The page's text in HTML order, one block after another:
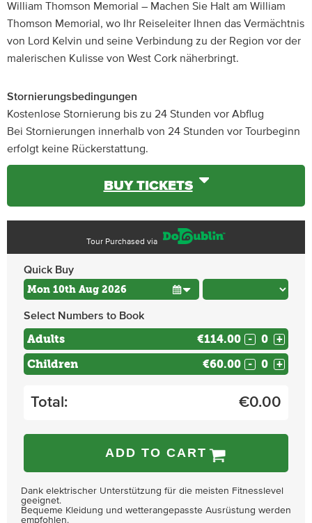
William Thomson Memorial – Machen Sie Halt am William
Thomson Memorial, wo Ihr Reiseleiter Ihnen das Vermächtnis
von Lord Kelvin und seine Verbindung zu der Region vor der
malerischen Kulisse von West Cork näherbringt.
Stornierungsbedingungen
Kostenlose Stornierung bis zu 24 Stunden vor Abflug
Bei Stornierungen innerhalb von 24 Stunden vor Tourbeginn
erfolgt keine Rückerstattung.
BUY TICKETS
Tour Purchased via
Quick Buy
Select Numbers to Book
Adults €114.00 - +
Children €60.00 - +
Total: €0.00
ADD TO CART
Dank elektrischer Unterstützung für die meisten Fitnesslevel
geeignet.
Bequeme Kleidung und wetterangepasste Ausrüstung werden
empfohlen.